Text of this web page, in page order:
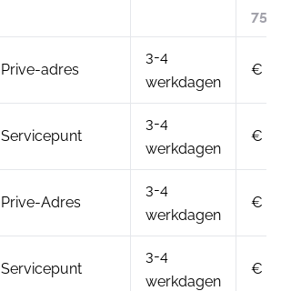
75
Prive-adres
3-4
werkdagen
€
Servicepunt
3-4
werkdagen
€
Prive-Adres
3-4
werkdagen
€
Servicepunt
3-4
werkdagen
€